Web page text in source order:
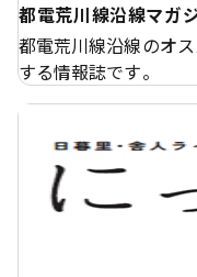
都電荒川線沿線マガ
都電荒川線沿線のオ
する情報誌です。